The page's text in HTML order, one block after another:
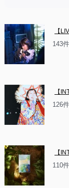
【
143
【
126
【
110